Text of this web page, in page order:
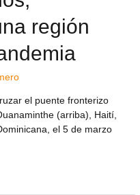
región
el puente fronterizo
(arriba), Haití,
el 5 de marzo